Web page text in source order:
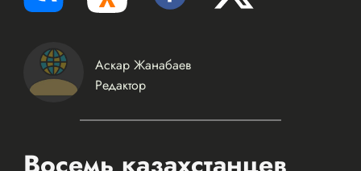
Аскар Жанабаев
Редактор